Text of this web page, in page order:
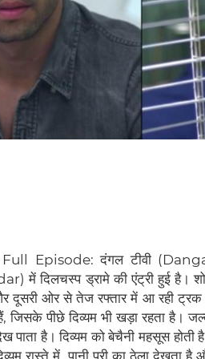
Episode: दंगल टीवी (Dangal
में दिलचस्प ड्रामे की एंट्री हुई है।
दूसरी ओर से तेज रफ्तार में आ रही ट्रक
जिसके पीछे दिव्यम भी खड़ा रहता है।
पाता है। दिव्यम को बेचैनी महसूस